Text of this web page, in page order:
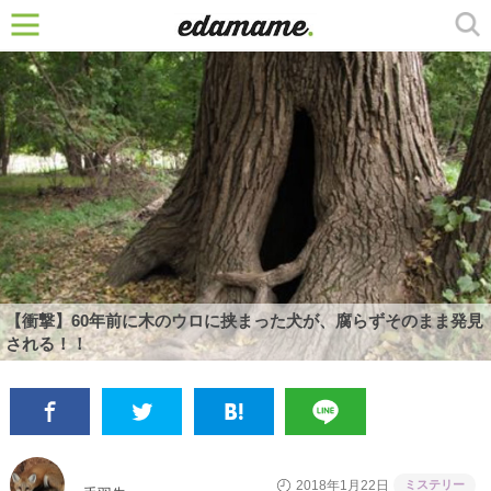
【衝撃】60年前に木のウロに挟まった犬が、腐らずそのまま発見
される！！
2018年1月22日 ミステリー